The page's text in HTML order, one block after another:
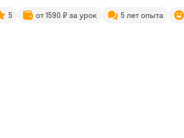
5 от 1590 ₽ за урок 5 лет опыта